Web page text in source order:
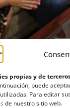
propias y de
puede
Para editar
de nuestro sitio web.